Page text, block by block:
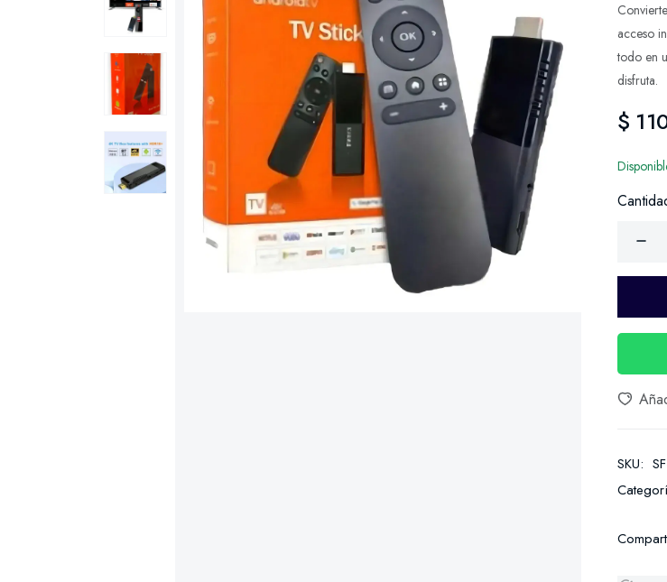
acceso
todo en
disfruta.
$
SKU: